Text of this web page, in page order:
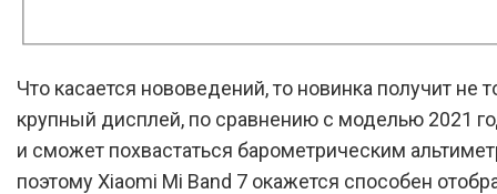
Что касается нововедений, то новинка получит не
крупный дисплей, по сравнению с моделью 2021
и сможет похвастаться барометрическим
поэтому Xiaomi Mi Band 7 окажется способен